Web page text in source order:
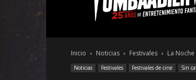
del
entretenimiento
el
género
Inicio Noticias Festivales La
Noticias Festivales Festivales de cine Sin